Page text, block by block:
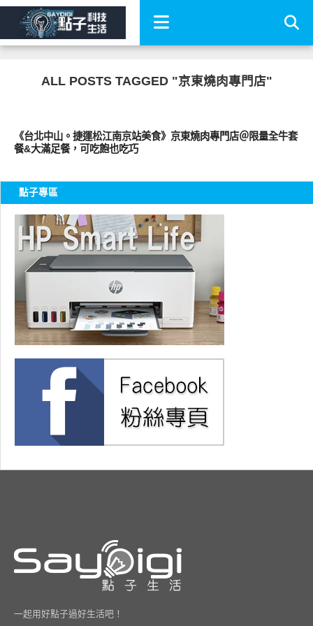
ALL POSTS TAGGED "京東燒肉專門店"
《台北中山。捷運松江南京站美食》京東燒肉專門店＠限量全牛套
餐&大滿足餐，可吃飽也吃巧
點子專區
一起用好點子過好生活吧！